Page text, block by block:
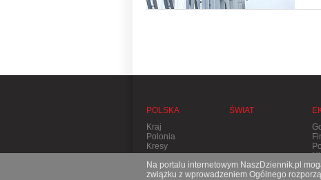
POLSKA
Kraj
Polonia
Kresy
ŚWIAT
Na portalu internetowym NaszDziennik.pl
związku z wprowadzeniem Ogólnego